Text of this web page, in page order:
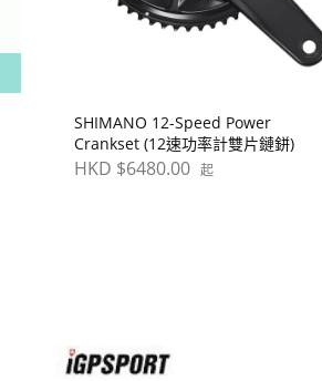
SHIMANO 12-Speed Power
Crankset (12速功率計雙片鏈鉼)
HKD $6480.00 起